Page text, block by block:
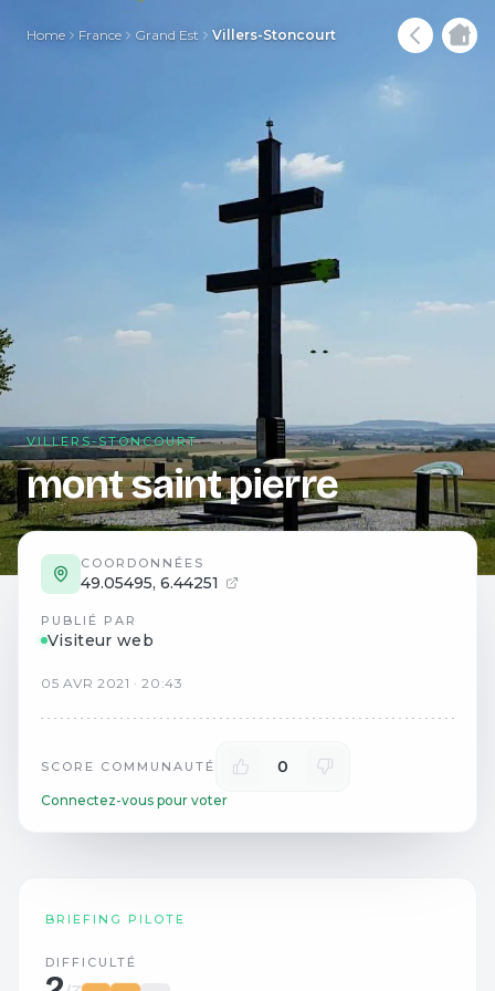
Home France Grand Est Villers-Stoncourt
VILLERS-STONCOURT
mont saint pierre
COORDONNÉES
49.05495, 6.44251
PUBLIÉ PAR
Visiteur web
05 AVR 2021 ·20:43
SCORE COMMUNAUTÉ 0
Connectez-vous pour voter
BRIEFING PILOTE
DIFFICULTÉ